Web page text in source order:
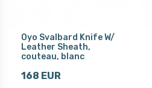
Oyo Svalbard Knife W/
Leather Sheath,
couteau, blanc
168 EUR